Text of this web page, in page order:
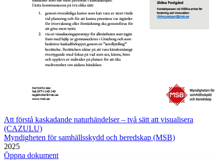
Att förstå kaskadande naturhändelser – två sätt att visualisera
(CAZULU)
Myndigheten för samhällsskydd och beredskap (MSB)
2025
Öppna dokument